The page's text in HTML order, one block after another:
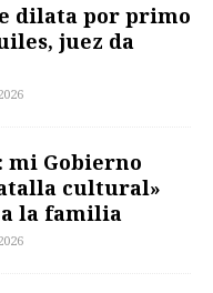
dilata por primo
juez da
mi Gobierno
cultural»
la familia